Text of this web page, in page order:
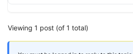
Viewing 1 post (of 1 total)